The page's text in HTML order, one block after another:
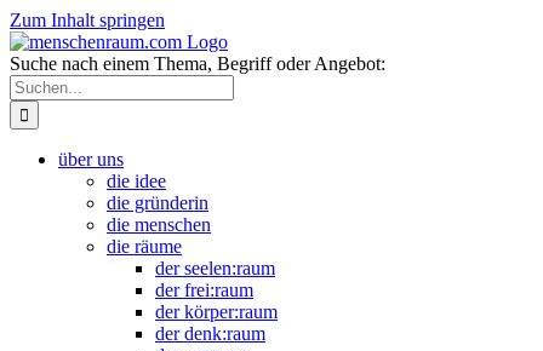
Zum Inhalt springen
Suche nach einem Thema, Begriff oder Angebot:
über uns
die idee
die gründerin
die menschen
die räume
der seelen:raum
der frei:raum
der körper:raum
der denk:raum